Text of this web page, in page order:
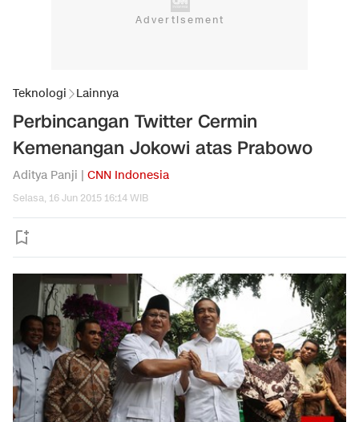
Teknologi Lainnya
Perbincangan Twitter Cermin
Kemenangan Jokowi atas Prabowo
Aditya Panji | CNN Indonesia
Selasa, 16 Jun 2015 16:14 WIB